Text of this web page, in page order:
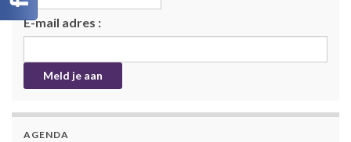
E-mail adres :
AGENDA